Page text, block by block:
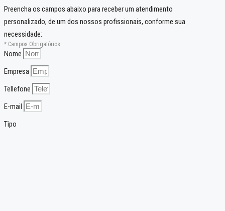
Preencha os campos abaixo para receber um atendimento
personalizado, de um dos nossos profissionais, conforme sua
necessidade:
* Campos Obrigatórios
Nome
Empresa
Tellefone
E-mail
Tipo